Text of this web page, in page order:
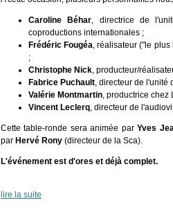
Caroline Béhar, directrice de
coproductions internationales ;
Frédéric Fougéa, réalisateur ("le
;
Christophe Nick, producteur/
Fabrice Puchault, directeur de l'unité
Valérie Montmartin, productrice chez
Vincent Leclerq, directeur de
Cette table-ronde sera animée parYves
par Hervé Rony (directeur de la Sca).
L'événement est d'ores et déjà complet.
lire la suite